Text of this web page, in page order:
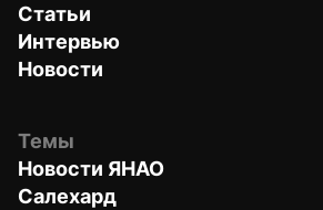
Статьи
Интервью
Новости
Темы
Новости ЯНАО
Салехард